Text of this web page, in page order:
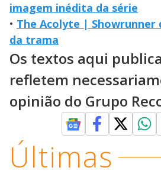
imagem inédita da série
• The Acolyte | Showrunner
da trama
Os textos aqui
refletem
opinião do Grupo
Últimas